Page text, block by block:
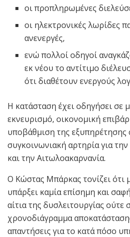
οι προπληρωμένες
οι ηλεκτρονικές λωρίδες
ανενεργές,
ενώ πολλοί οδηγοί
εκ νέου το αντίτιμο
ότι διαθέτουν ενεργούς
Η κατάσταση έχει οδηγήσει σε
εκνευρισμό, οικονομική
υποβάθμιση της εξυπηρέτησης
συγκοινωνιακή αρτηρία για
και την Αιτωλοακαρνανία.
Ο Κώστας Μπάρκας τονίζει ότι
υπάρξει καμία επίσημη και
αίτια της δυσλειτουργίας ούτε
χρονοδιάγραμμα
απαντήσεις για το κατά πόσο